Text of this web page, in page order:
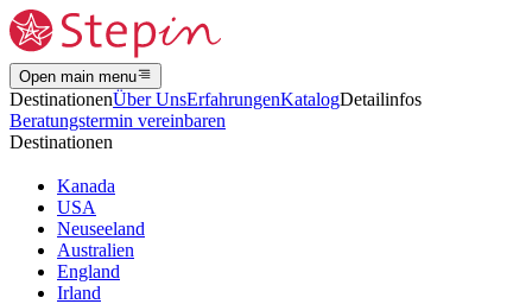
Open main menu
DestinationenÜber UnsErfahrungenKatalogDetailinfos
Beratungstermin vereinbaren
Destinationen
Kanada
USA
Neuseeland
Australien
England
Irland